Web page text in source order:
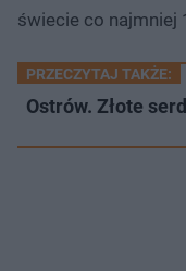
świecie co najmniej
PRZECZYTAJ TAKŻE:
Ostrów. Złote